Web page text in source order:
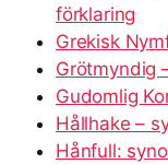
förklaring
Grekisk
Grötmyndig
Gudomlig
Hållhake –
Hånfull: